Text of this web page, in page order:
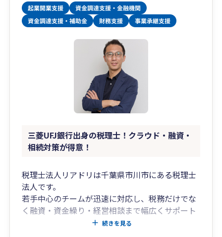
三菱UFJ銀行出身の税理士！クラウド・融資・
相続対策が得意！
税理士法人リアドリは千葉県市川市にある税理士
法人です。
若手中心のチームが迅速に対応し、税務だけでな
く融資・資金繰り・経営相談まで幅広くサポート
続きを見る